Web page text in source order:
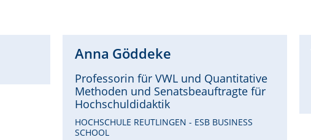
Anna Göddeke
Professorin für VWL und Quantitative
Methoden und Senatsbeauftragte für
Hochschuldidaktik
HOCHSCHULE REUTLINGEN - ESB BUSINESS
SCHOOL